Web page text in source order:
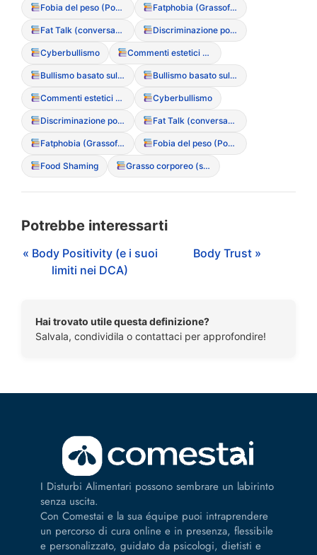
Fobia del peso (Ponderofobia) Fatphobia (Grassofobia)
Fat Talk (conversazioni basate sul disprezzo del grasso) Discriminazione ponderale (Sizeism)
Cyberbullismo Commenti estetici non richiesti
Bullismo basato sul peso Bullismo basato sul peso
Commenti estetici non richiesti Cyberbullismo
Discriminazione ponderale (Sizeism) Fat Talk (conversazioni basate sul disprezzo del grasso)
Fatphobia (Grassofobia) Fobia del peso (Ponderofobia)
Food Shaming Grasso corporeo (stigma sociale)
Potrebbe interessarti
« Body Positivity (e i suoi
limiti nei DCA)
Body Trust »
Hai trovato utile questa definizione?
Salvala, condividila o contattaci per approfondire!
I Disturbi Alimentari possono sembrare un labirinto
senza uscita.
Con Comestai e la sua équipe puoi intraprendere
un percorso di cura online e in presenza, flessibile
e personalizzato, guidato da psicologi, dietisti e